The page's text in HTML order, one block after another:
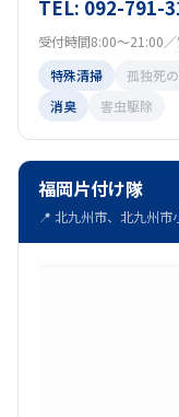
TEL: 092-791-
受付時間8:00～21:00
特殊清掃
孤独死
消臭
害虫駆除
福岡片付け隊
📍 北九州市、北九州